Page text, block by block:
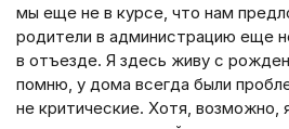
мы еще не в курсе, что нам
родители в администрацию еще
в отъезде. Я здесь живу с
помню, у дома всегда были
не критические. Хотя, возможно,